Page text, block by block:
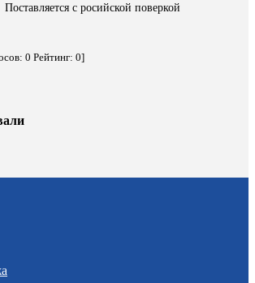
Поставляется с росийской поверкой
0 Рейтинг: 0]